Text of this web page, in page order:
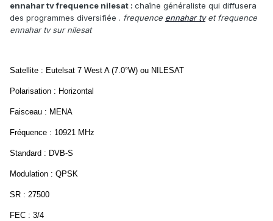
ennahar tv frequence nilesat : chaîne généraliste qui diffusera
des programmes diversifiée . frequence ennahar tvet frequence
ennahar tv sur nilesat
Satellite : Eutelsat 7 West A (7.0°W) ou NILESAT
Polarisation : Horizontal
Faisceau : MENA
Fréquence : 10921 MHz
Standard : DVB-S
Modulation : QPSK
SR : 27500
FEC : 3/4